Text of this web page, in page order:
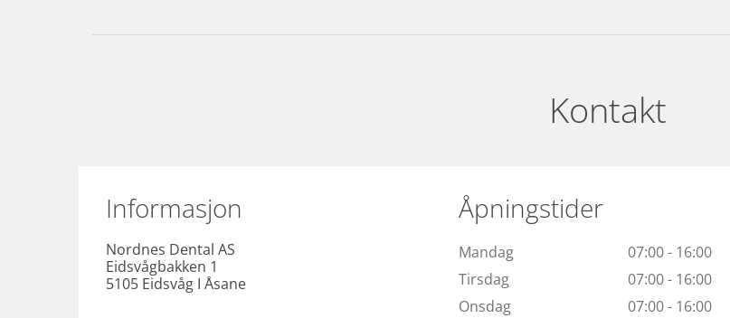
Kontakt
Informasjon
Nordnes Dental AS
Eidsvågbakken 1
5105 Eidsvåg I Åsane
Åpningstider
Mandag
07:00 - 16:00
Tirsdag
07:00 - 16:00
Onsdag
07:00 - 16:00